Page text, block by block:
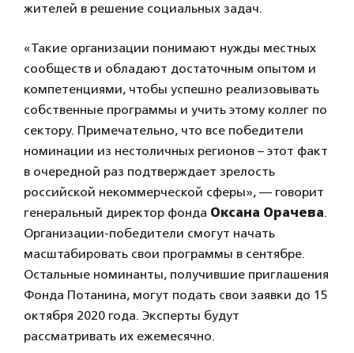
жителей в решение социальных задач.
«Такие организации понимают нужды местных
сообществ и обладают достаточным опытом и
компетенциями, чтобы успешно реализовывать
собственные программы и учить этому коллег по
сектору. Примечательно, что все победители
номинации из нестоличных регионов – этот факт
в очередной раз подтверждает зрелость
российской некоммерческой сферы», — говорит
генеральный директор фонда Оксана Орачева.
Организации-победители смогут начать
масштабировать свои программы в сентябре.
Остальные номинанты, получившие приглашения
Фонда Потанина, могут подать свои заявки до 15
октября 2020 года. Эксперты будут
рассматривать их ежемесячно.